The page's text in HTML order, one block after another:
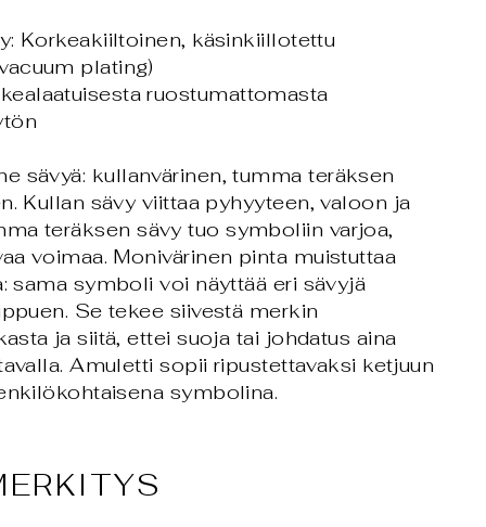
Korkeakiiltoinen, käsinkiillotettu
plating)
ruostumattomasta
sävyä: kullanvärinen, tumma teräksen
Kullan sävy viittaa pyhyyteen, valoon ja
teräksen sävy tuo symboliin varjoa,
voimaa. Monivärinen pinta muistuttaa
sama symboli voi näyttää eri sävyjä
Se tekee siivestä merkin
ja siitä, ettei suoja tai johdatus aina
Amuletti sopii ripustettavaksi ketjuun
symbolina.